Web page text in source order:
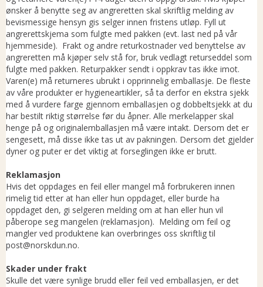
ønsker å benytte seg av angreretten skal skriftlig melding av
bevismessige hensyn gis selger innen fristens utløp. Fyll ut
angrerettskjema som fulgte med pakken (evt. last ned på vår
hjemmeside). Frakt og andre returkostnader ved benyttelse av
angreretten må kjøper selv stå for, bruk vedlagt returseddel som
fulgte med pakken. Returpakker sendt i oppkrav tas ikke imot.
Varen(e) må returneres ubrukt i opprinnelig emballasje. De fleste
av våre produkter er hygieneartikler, så ta derfor en ekstra sjekk
med å vurdere farge gjennom emballasjen og dobbeltsjekk at du
har bestilt riktig størrelse før du åpner. Alle merkelapper skal
henge på og originalemballasjen må være intakt. Dersom det er
sengesett, må disse ikke tas ut av pakningen. Dersom det gjelder
dyner og puter er det viktig at forseglingen ikke er brutt.
Reklamasjon
Hvis det oppdages en feil eller mangel må forbrukeren innen
rimelig tid etter at han eller hun oppdaget, eller burde ha
oppdaget den, gi selgeren melding om at han eller hun vil
påberope seg mangelen (reklamasjon). Melding om feil og
mangler ved produktene kan overbringes oss skriftlig til
post@norskdun.no.
Skader under frakt
Skulle det være synlige brudd eller feil ved emballasjen, er det